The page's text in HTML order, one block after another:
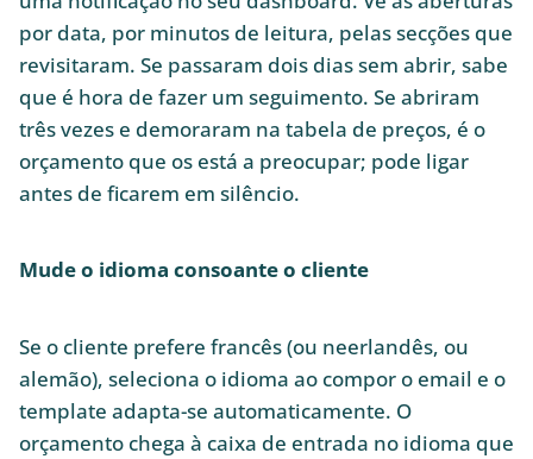
por data, por minutos de leitura, pelas secções que
revisitaram. Se passaram dois dias sem abrir, sabe
que é hora de fazer um seguimento. Se abriram
três vezes e demoraram na tabela de preços, é o
orçamento que os está a preocupar; pode ligar
antes de ficarem em silêncio.
Mude o idioma consoante o cliente
Se o cliente prefere francês (ou neerlandês, ou
alemão), seleciona o idioma ao compor o email e o
template adapta-se automaticamente. O
orçamento chega à caixa de entrada no idioma que